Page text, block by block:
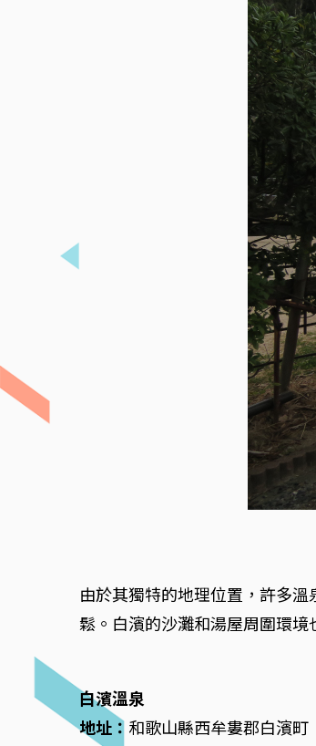
由於其獨特的地理位置，許多
鬆。白濱的沙灘和湯屋周圍環境
白濱溫泉
地址： 和歌山縣西牟婁郡白濱町